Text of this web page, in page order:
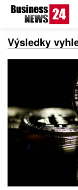
Výsledky